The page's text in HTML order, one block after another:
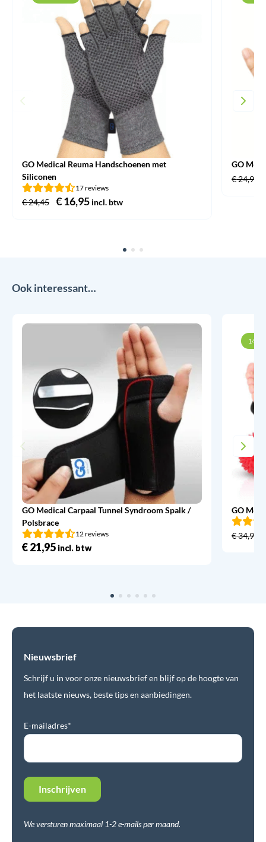
GO Medical Reuma Handschoenen met
Siliconen
17 reviews
€24,45
Oorspronkelijke
€16,95Huidige
€ 16,95.
incl. btw
GO
€24,95
Ook interessant…
GO Medical Carpaal Tunnel Syndroom Spalk /
Polsbrace
12 reviews
€21,95 incl. btw
14%
GO
€34,95
Nieuwsbrief
Schrijf u in voor onze nieuwsbrief en blijf op de hoogte van
het laatste nieuws, beste tips en aanbiedingen.
E-mailadres*
We versturen maximaal 1-2 e-mails per maand.